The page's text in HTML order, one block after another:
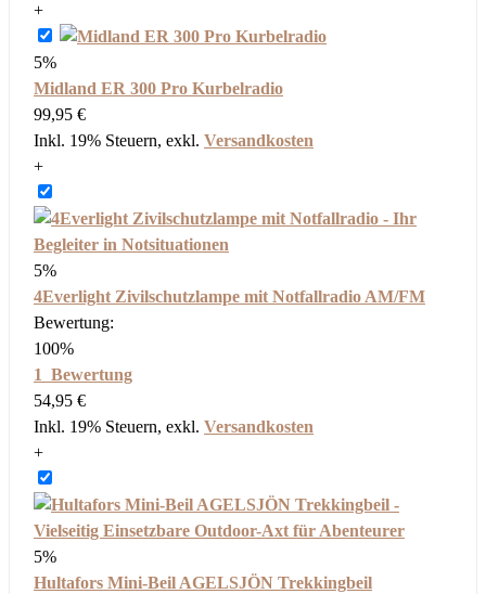
+
5%
Midland ER 300 Pro Kurbelradio
99,95 €
Inkl. 19% Steuern, exkl. Versandkosten
+
5%
4Everlight Zivilschutzlampe mit Notfallradio AM/FM
Bewertung:
100%
1 Bewertung
54,95 €
Inkl. 19% Steuern, exkl. Versandkosten
+
5%
Hultafors Mini-Beil AGELSJÖN Trekkingbeil